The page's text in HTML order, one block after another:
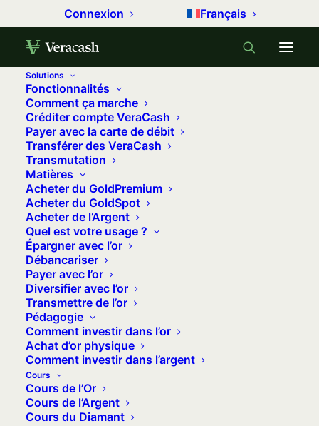
Connexion Français
Solutions
Fonctionnalités
Comment ça marche
Créditer compte VeraCash
Payer avec la carte de débit
Transférer des VeraCash
Transmutation
Matières
Acheter du GoldPremium
Acheter du GoldSpot
Acheter de l’Argent
Quel est votre usage ?
Épargner avec l’or
Débancariser
Payer avec l’or
Diversifier avec l’or
Transmettre de l’or
Pédagogie
Comment investir dans l’or
Achat d’or physique
Comment investir dans l’argent
Cours
Cours de l’Or
Cours de l’Argent
Cours du Diamant
Accueil
Gérer son argent
Toujours plus de frais bancaires ?
Toujours plus de frais bancaires ?
20 août 2025 •
Frais de tenue de compte, frais
d’irrégularités et d’incidents… Les frais
facturés par les banques ont connu
d’importantes augmentations, bien que
certains tarifs soient plafonnés. La plus
grande difficulté est d’arriver à
connaître l’ampleur exacte des hausses
mais aussi les éléments facturés par sa
propre agence bancaire. Parce que tout
le monde, selon les banques, n’est pas
logé à la même enseigne. Alors qu’il